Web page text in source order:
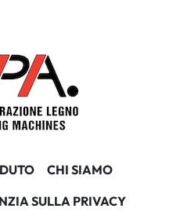
CHI SIAMO
SULLA PRIVACY